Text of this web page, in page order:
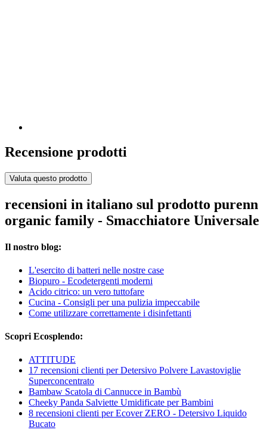
Recensione prodotti
Valuta questo prodotto
recensioni in italiano sul prodotto purenn
organic family - Smacchiatore Universale
Il nostro blog:
L'esercito di batteri nelle nostre case
Biopuro - Ecodetergenti moderni
Acido citrico: un vero tuttofare
Cucina - Consigli per una pulizia impeccabile
Come utilizzare correttamente i disinfettanti
Scopri Ecosplendo:
ATTITUDE
17 recensioni clienti per Detersivo Polvere Lavastoviglie
Superconcentrato
Bambaw Scatola di Cannucce in Bambù
Cheeky Panda Salviette Umidificate per Bambini
8 recensioni clienti per Ecover ZERO - Detersivo Liquido
Bucato